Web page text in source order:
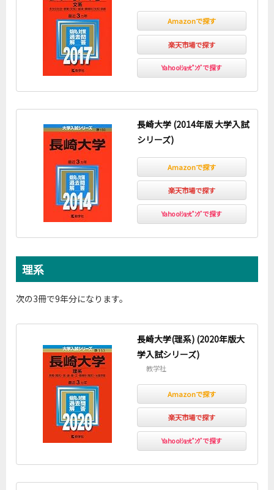
Amazonで探す
楽天市場で探す
Yahoo!ｼｮｯﾋﾟﾝｸﾞで探す
長崎大学 (2014年版 大学入試
シリーズ)
Amazonで探す
楽天市場で探す
Yahoo!ｼｮｯﾋﾟﾝｸﾞで探す
理系
次の3冊で9年分になります。
長崎大学(理系) (2020年版大
学入試シリーズ)
教学社
Amazonで探す
楽天市場で探す
Yahoo!ｼｮｯﾋﾟﾝｸﾞで探す